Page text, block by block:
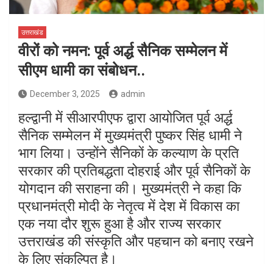
उत्तराखंड
वीरों को नमन: पूर्व अर्द्ध सैनिक सम्मेलन में
सीएम धामी का संबोधन..
December 3, 2025 admin
हल्द्वानी में सीआरपीएफ द्वारा आयोजित पूर्व अर्द्ध
सैनिक सम्मेलन में मुख्यमंत्री पुष्कर सिंह धामी ने
भाग लिया। उन्होंने सैनिकों के कल्याण के प्रति
सरकार की प्रतिबद्धता दोहराई और पूर्व सैनिकों के
योगदान की सराहना की। मुख्यमंत्री ने कहा कि
प्रधानमंत्री मोदी के नेतृत्व में देश में विकास का
एक नया दौर शुरू हुआ है और राज्य सरकार
उत्तराखंड की संस्कृति और पहचान को बनाए रखने
के लिए संकल्पित है।